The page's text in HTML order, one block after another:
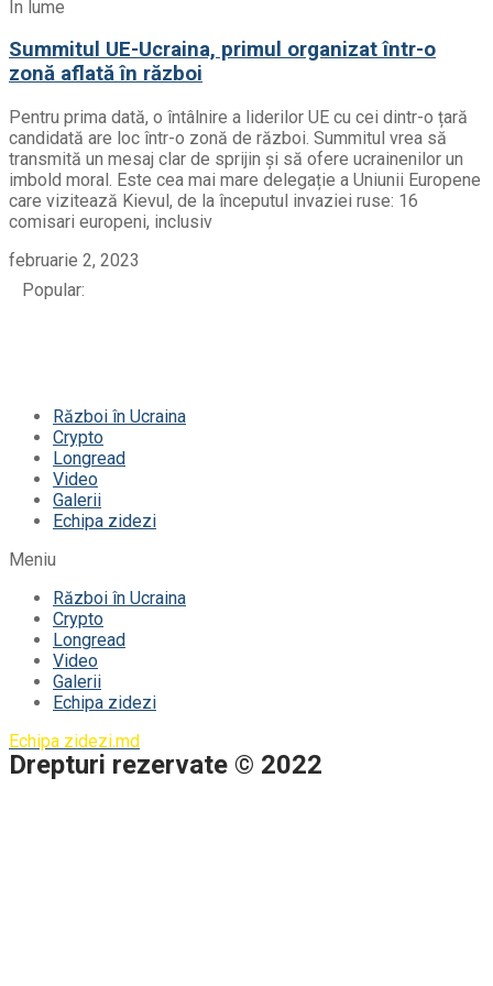
În lume
Summitul UE-Ucraina, primul organizat într-o
zonă aflată în război
Pentru prima dată, o întâlnire a liderilor UE cu cei dintr-o țară
candidată are loc într-o zonă de război. Summitul vrea să
transmită un mesaj clar de sprijin și să ofere ucrainenilor un
imbold moral. Este cea mai mare delegație a Uniunii Europene
care vizitează Kievul, de la începutul invaziei ruse: 16
comisari europeni, inclusiv
februarie 2, 2023
Popular:
Război în Ucraina
Crypto
Longread
Video
Galerii
Echipa zidezi
Meniu
Război în Ucraina
Crypto
Longread
Video
Galerii
Echipa zidezi
Echipa zidezi.md
Drepturi rezervate © 2022